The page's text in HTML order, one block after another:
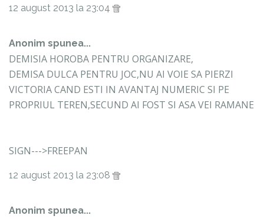
12 august 2013 la 23:04
Anonim spunea...
DEMISIA HOROBA PENTRU ORGANIZARE,
DEMISA DULCA PENTRU JOC,NU AI VOIE SA PIERZI
VICTORIA CAND ESTI IN AVANTAJ NUMERIC SI PE
PROPRIUL TEREN,SECUND AI FOST SI ASA VEI RAMANE
SIGN--->FREEPAN
12 august 2013 la 23:08
Anonim spunea...